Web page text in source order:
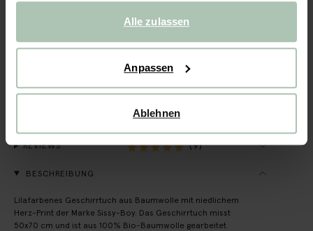
gesammelt haben.
Alle zulassen
Anpassen
Ablehnen
Lieferung in: 1–2 Arbeitstagen
Rechnungskauf möglich
REVIEWS (9)
BESCHREIBUNG
Lilafarbenes Geschirrtuch aus Baumwolle mit niedlichem
Herz-Print der Marke Sissy-Boy. Das Geschirrtuch misst
50x70 cm und ist aus 100% Bio-Baumwolle gearbeitet.